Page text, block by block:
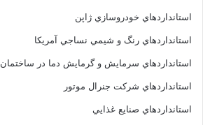
استانداردهاي خودروسازي ژاپن
استانداردهاي رنگ و شيمي نساجي آمريکا
استانداردهاي سرمايش و گرمايش دما در ساختمان
استانداردهاي شرکت جنرال موتور
استانداردهاي صنايع غذايي